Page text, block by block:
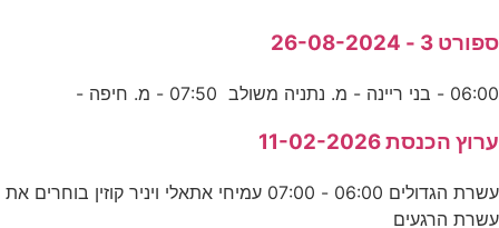
ספורט 3 - 26-08-2024
06:00 - בני ריינה - מ. נתניה משולב 07:50 - מ. חיפה -
ערוץ הכנסת 11-02-2026
עשרת הגדולים 06:00 - 07:00 עמיחי אתאלי ויניר קוזין בוחרים את
עשרת הרגעים